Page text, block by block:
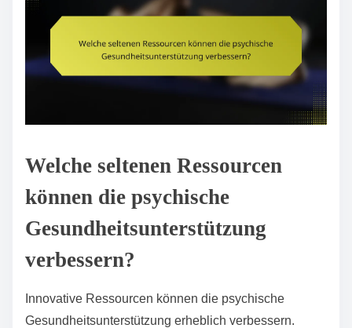
Welche seltenen Ressourcen
können die psychische
Gesundheitsunterstützung
verbessern?
Innovative Ressourcen können die psychische
Gesundheitsunterstützung erheblich verbessern.